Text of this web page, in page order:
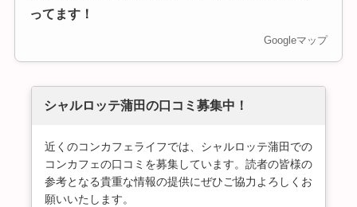
ってます！
Googleマップ
シャルロッテ蒲田の口コミ募集中！
近くのコンカフェライフでは、シャルロッテ蒲田での
コンカフェの口コミを募集しています。読者の皆様の
参考となる貴重な情報の提供にぜひご協力よろしくお
願いいたします。